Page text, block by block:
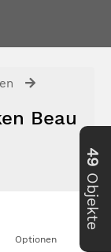
Beau
Optionen
49
Objekte